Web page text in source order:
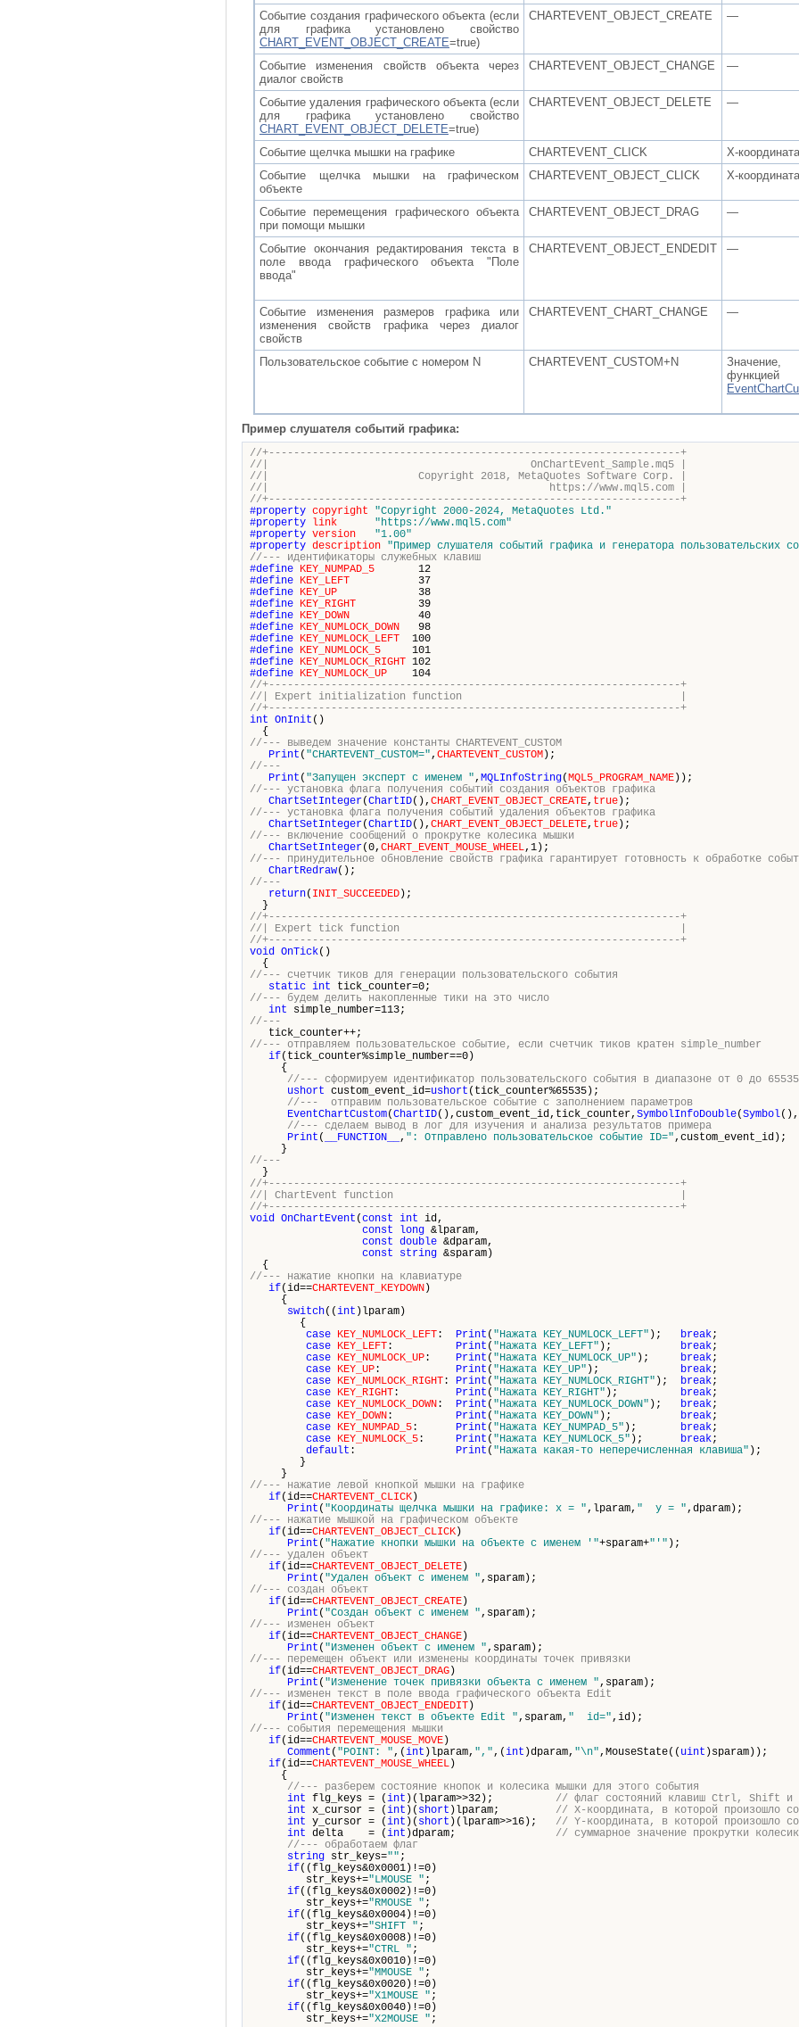
Событие создания графического объекта (если
для графика установлено свойство
CHART_EVENT_OBJECT_CREATE=true)
CHARTEVENT_OBJECT_CREATE —
Событие изменения свойств объекта через
диалог свойств
CHARTEVENT_OBJECT_CHANGE —
Событие удаления графического объекта (если
для графика установлено свойство
CHART_EVENT_OBJECT_DELETE=true)
CHARTEVENT_OBJECT_DELETE —
Событие щелчка мышки на графике CHARTEVENT_CLICK X-координата
Событие щелчка мышки на графическом
объекте
CHARTEVENT_OBJECT_CLICK X-координата
Событие перемещения графического объекта
при помощи мышки
CHARTEVENT_OBJECT_DRAG —
Событие окончания редактирования текста в
поле ввода графического объекта "Поле
ввода"
CHARTEVENT_OBJECT_ENDEDIT —
Событие изменения размеров графика или
изменения свойств графика через диалог
свойств
CHARTEVENT_CHART_CHANGE —
Пользовательское событие с номером N CHARTEVENT_CUSTOM+N
функцией
Пример слушателя событий графика:
//+------------------------------------------------------------------+
//| OnChartEvent_Sample.mq5 |
//| Copyright 2018, MetaQuotes Software Corp. |
//| https://www.mql5.com |
//+------------------------------------------------------------------+
#property copyright
"Copyright 2000-2024, MetaQuotes Ltd."
#property
link
"https://www.mql5.com"
#property version
"1.00"
#property description "Пример слушателя событий графика и генератора пользовательских
//--- идентификаторы служебных клавиш
#define KEY_NUMPAD_5 12
#define KEY_LEFT 37
#define KEY_UP 38
#define KEY_RIGHT 39
#define KEY_DOWN 40
#define KEY_NUMLOCK_DOWN 98
#define KEY_NUMLOCK_LEFT 100
#define KEY_NUMLOCK_5 101
#define KEY_NUMLOCK_RIGHT 102
#define KEY_NUMLOCK_UP 104
//+------------------------------------------------------------------+
//| Expert initialization function |
//+------------------------------------------------------------------+
int OnInit ()
{
//--- выведем значение константы CHARTEVENT_CUSTOM
Print ( "CHARTEVENT_CUSTOM=", CHARTEVENT_CUSTOM );
//---
Print ( "Запущен эксперт с именем ", MQLInfoString(MQL5_PROGRAM_NAME ));
//--- установка флага получения событий создания объектов графика
ChartSetInteger(ChartID(), CHART_EVENT_OBJECT_CREATE, true );
//--- установка флага получения событий удаления объектов графика
ChartSetInteger(ChartID(), CHART_EVENT_OBJECT_DELETE, true );
//--- включение сообщений о прокрутке колесика мышки
ChartSetInteger(0, CHART_EVENT_MOUSE_WHEEL,1);
//--- принудительное обновление свойств графика гарантирует готовность к обработке
ChartRedraw();
//---
return( INIT_SUCCEEDED );
}
//+------------------------------------------------------------------+
//| Expert tick function |
//+------------------------------------------------------------------+
void OnTick()
{
//--- счетчик тиков для генерации пользовательского события
static int tick_counter=0;
//--- будем делить накопленные тики на это число
int simple_number=113;
//---
tick_counter++;
//--- отправляем пользовательское событие, если счетчик тиков кратен simple_number
if(tick_counter%simple_number==0)
{
//--- сформируем идентификатор пользовательского события в диапазоне от 0 до 65535
ushort custom_event_id=ushort (tick_counter%65535);
//--- отправим пользовательское событие с заполнением параметров
EventChartCustom(ChartID(),custom_event_id,tick_counter, SymbolInfoDouble(Symbol(),
//--- сделаем вывод в лог для изучения и анализа результатов примера
Print ( __FUNCTION__ , ": Отправлено пользовательcкое событие ID=",custom_event_id);
}
//---
}
//+------------------------------------------------------------------+
//| ChartEvent function |
//+------------------------------------------------------------------+
void OnChartEvent (const int id,
const
long &lparam,
const double &dparam,
const
string &sparam)
{
//--- нажатие кнопки на клавиатуре
if(id==CHARTEVENT_KEYDOWN )
{
switch((int )lparam)
{
case KEY_NUMLOCK_LEFT: Print ( "Нажата KEY_NUMLOCK_LEFT" ); break;
case KEY_LEFT: Print ( "Нажата KEY_LEFT" ); break;
case KEY_NUMLOCK_UP: Print ( "Нажата KEY_NUMLOCK_UP" ); break;
case KEY_UP: Print ( "Нажата KEY_UP" ); break;
case KEY_NUMLOCK_RIGHT: Print ( "Нажата KEY_NUMLOCK_RIGHT" ); break;
case KEY_RIGHT: Print ( "Нажата KEY_RIGHT" ); break;
case KEY_NUMLOCK_DOWN: Print ( "Нажата KEY_NUMLOCK_DOWN" ); break;
case KEY_DOWN: Print ( "Нажата KEY_DOWN" ); break;
case KEY_NUMPAD_5: Print ( "Нажата KEY_NUMPAD_5" ); break;
case KEY_NUMLOCK_5: Print ( "Нажата KEY_NUMLOCK_5" ); break;
default : Print ( "Нажата какая-то неперечисленная клавиша" );
}
}
//--- нажатие левой кнопкой мышки на графике
if(id==CHARTEVENT_CLICK )
Print ( "Координаты щелчка мышки на графике: x = ",lparam, " y = ",dparam);
//--- нажатие мышкой на графическом объекте
if(id==CHARTEVENT_OBJECT_CLICK )
Print ( "Нажатие кнопки мышки на объекте с именем '"+sparam+"'" );
//--- удален объект
if(id==CHARTEVENT_OBJECT_DELETE )
Print ( "Удален объект с именем ",sparam);
//--- создан объект
if(id==CHARTEVENT_OBJECT_CREATE )
Print ( "Создан объект с именем ",sparam);
//--- изменен объект
if(id==CHARTEVENT_OBJECT_CHANGE )
Print ( "Изменен объект с именем ",sparam);
//--- перемещен объект или изменены координаты точек привязки
if(id==CHARTEVENT_OBJECT_DRAG )
Print ( "Изменение точек привязки объекта с именем ",sparam);
//--- изменен текст в поле ввода графического объекта Edit
if(id==CHARTEVENT_OBJECT_ENDEDIT )
Print ( "Изменен текст в объекте Edit ",sparam, " id=",id);
//--- события перемещения мышки
if(id==CHARTEVENT_MOUSE_MOVE )
Comment ( "POINT: ",(int )lparam, ",",(int )dparam, "\n",MouseState(( uint )sparam));
if(id==CHARTEVENT_MOUSE_WHEEL )
{
//--- разберем состояние кнопок и колесика мышки для этого события
int flg_keys = (int )(lparam>>32); // флаг состояний клавиш Ctrl, Shift и
int x_cursor = (int )( short )lparam; // X-координата, в которой произошло
int y_cursor = (int )( short )(lparam>>16); // Y-координата, в которой произошло
int delta = (int )dparam; // суммарное значение прокрутки
//--- обработаем флаг
string str_keys="" ;
if((flg_keys&0x0001)!=0)
str_keys+="LMOUSE " ;
if((flg_keys&0x0002)!=0)
str_keys+="RMOUSE " ;
if((flg_keys&0x0004)!=0)
str_keys+="SHIFT " ;
if((flg_keys&0x0008)!=0)
str_keys+="CTRL " ;
if((flg_keys&0x0010)!=0)
str_keys+="MMOUSE " ;
if((flg_keys&0x0020)!=0)
str_keys+="X1MOUSE " ;
if((flg_keys&0x0040)!=0)
str_keys+="X2MOUSE " ;